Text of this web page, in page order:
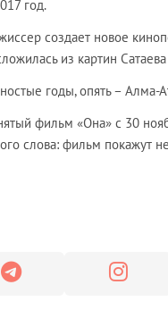
год.
создает новое
из картин
годы, опять –
фильм «Она» с 30
слова: фильм покажут